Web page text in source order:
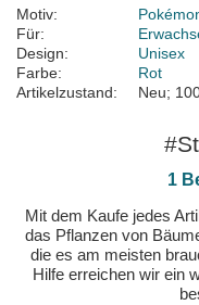
Motiv:
Für:
Design:
Unisex
Farbe:
Rot
Artikelzustand:
Neu;
1
Mit dem Kaufe jedes
das Pflanzen von
die es am meisten
Hilfe erreichen wir ein